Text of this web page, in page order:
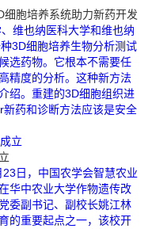
胞培养系统助力新药开发
维也纳医科大学和维也纳
3D细胞培养生物分析测试
选药物。它根本不需要任
精度的分析。这种新方法
绍。重建的3D细胞组织进
药和诊断方法应该是安全
日，中国农学会智慧农业
华中农业大学作物遗传改
委副书记、副校长姚江林
的重要起点之一，该校开